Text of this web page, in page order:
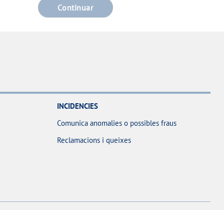
Continuar
INCIDENCIES
Comunica anomalies o possibles fraus
Reclamacions i queixes